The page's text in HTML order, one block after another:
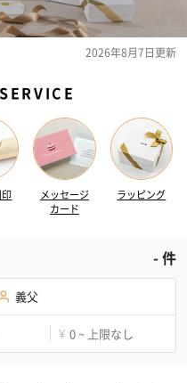
2026年8月7日更新
メッセージ
カード
ラッピング
-件
義父
¥ 0 ~ 上限なし